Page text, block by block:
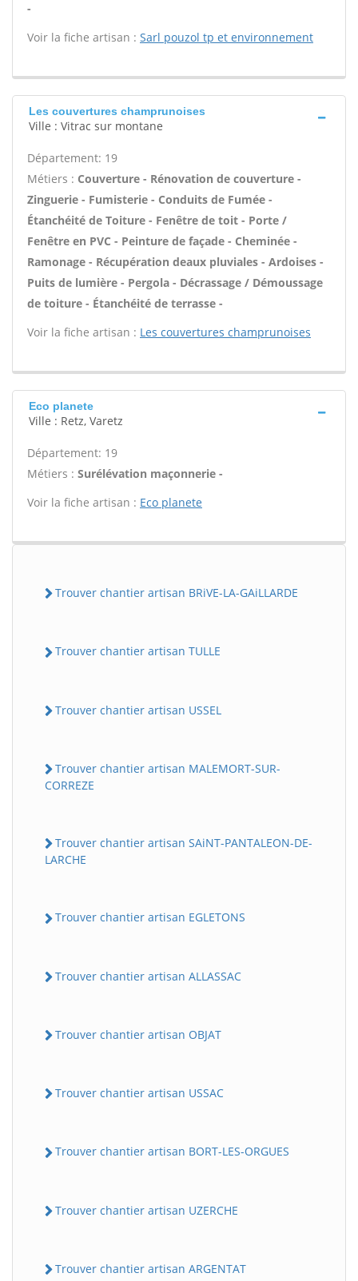
-
Voir la fiche artisan : Sarl pouzol tp et environnement
Les couvertures champrunoises
Ville : Vitrac sur montane
Département: 19
Métiers : Couverture - Rénovation de couverture -
Zinguerie - Fumisterie - Conduits de Fumée -
Étanchéité de Toiture - Fenêtre de toit - Porte /
Fenêtre en PVC - Peinture de façade - Cheminée -
Ramonage - Récupération deaux pluviales - Ardoises -
Puits de lumière - Pergola - Décrassage / Démoussage
de toiture - Étanchéité de terrasse -
Voir la fiche artisan : Les couvertures champrunoises
Eco planete
Ville : Retz, Varetz
Département: 19
Métiers : Surélévation maçonnerie -
Voir la fiche artisan : Eco planete
Trouver chantier artisan BRiVE-LA-GAiLLARDE
Trouver chantier artisan TULLE
Trouver chantier artisan USSEL
Trouver chantier artisan MALEMORT-SUR-
CORREZE
Trouver chantier artisan SAiNT-PANTALEON-DE-
LARCHE
Trouver chantier artisan EGLETONS
Trouver chantier artisan ALLASSAC
Trouver chantier artisan OBJAT
Trouver chantier artisan USSAC
Trouver chantier artisan BORT-LES-ORGUES
Trouver chantier artisan UZERCHE
Trouver chantier artisan ARGENTAT